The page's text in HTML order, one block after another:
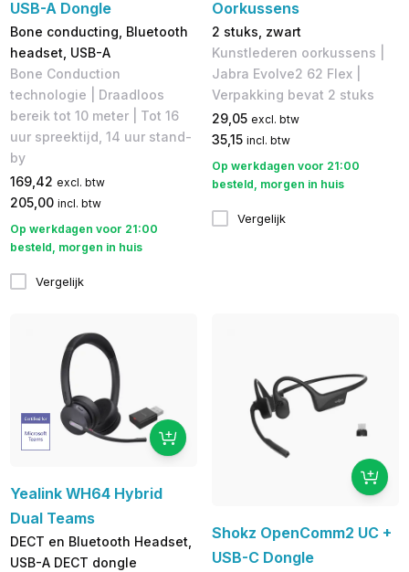
USB-A Dongle
Bone conducting, Bluetooth
headset, USB-A
Bone Conduction
technologie | Draadloos
bereik tot 10 meter | Tot 16
uur spreektijd, 14 uur stand-
by
169,42 excl. btw
205,00 incl. btw
Op werkdagen voor 21:00
besteld, morgen in huis
Vergelijk
Oorkussens
2 stuks, zwart
Kunstlederen oorkussens |
Jabra Evolve2 62 Flex |
Verpakking bevat 2 stuks
29,05 excl. btw
35,15 incl. btw
Op werkdagen voor 21:00
besteld, morgen in huis
Vergelijk
Yealink WH64 Hybrid
Dual Teams
DECT en Bluetooth Headset,
USB-A DECT dongle
Shokz OpenComm2 UC +
USB-C Dongle